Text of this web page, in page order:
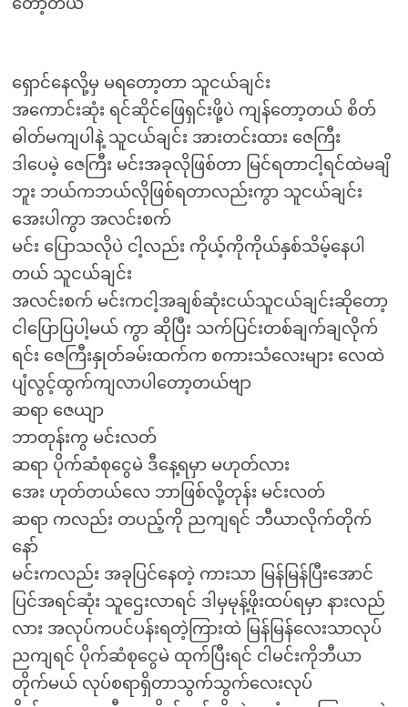
တော့တယ်
ရှောင်နေလို့မှ မရတော့တာ သူငယ်ချင်း
အကောင်းဆုံး ရင်ဆိုင်ဖြေရှင်းဖို့ပဲ ကျန်တော့တယ် စိတ်
ဓါတ်မကျပါနဲ့ သူငယ်ချင်း အားတင်းထား ဇေကြီး
ဒါပေမဲ့ ဇေကြီး မင်းအခုလိုဖြစ်တာ မြင်ရတာငါ့ရင်ထဲမချိ
ဘူး ဘယ်ကဘယ်လိုဖြစ်ရတာလည်းကွာ သူငယ်ချင်း
အေးပါကွာ အလင်းစက်
မင်း ပြောသလိုပဲ ငါ့လည်း ကိုယ့်ကိုကိုယ်နှစ်သိမ့်နေပါ
တယ် သူငယ်ချင်း
အလင်းစက် မင်းကငါ့အချစ်ဆုံးငယ်သူငယ်ချင်းဆိုတော့
ငါပြောပြပါ့မယ် ကွာ ဆိုပြီး သက်ပြင်းတစ်ချက်ချလိုက်
ရင်း ဇေကြီးနှုတ်ခမ်းထက်က စကားသံလေးများ လေထဲ
ပျံလွင့်ထွက်ကျလာပါတော့တယ်ဗျာ
ဆရာ ဇေယျာ
ဘာတုန်းကွ မင်းလတ်
ဆရာ ပိုက်ဆံစုငွေမဲ ဒီနေ့ရမှာ မဟုတ်လား
အေး ဟုတ်တယ်လေ ဘာဖြစ်လို့တုန်း မင်းလတ်
ဆရာ ကလည်း တပည့်ကို ညကျရင် ဘီယာလိုက်တိုက်
နော်
မင်းကလည်း အခုပြင်နေတဲ့ ကားသာ မြန်မြန်ပြီးအောင်
ပြင်အရင်ဆုံး သူဌေးလာရင် ဒါမှမုန့်ဖိုးထပ်ရမှာ နားလည်
လား အလုပ်ကပင်ပန်းရတဲ့ကြားထဲ မြန်မြန်လေးသာလုပ်
ညကျရင် ပိုက်ဆံစုငွေမဲ ထုက်ပြီးရင် ငါမင်းကိုဘီယာ
တိုက်မယ် လုပ်စရာရှိတာသွက်သွက်လေးလုပ်